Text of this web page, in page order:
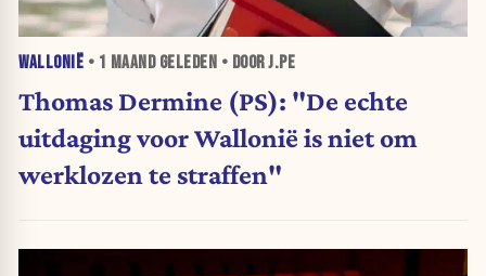
WALLONIË • 1 MAANDGELEDEN • DOOR J.PE
Thomas Dermine (PS): "De echte
uitdaging voor Wallonië is niet om
werklozen te straffen"